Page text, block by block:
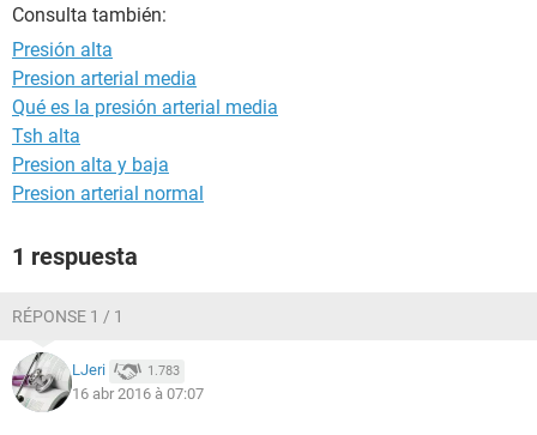
Consulta también:
Presión alta
Presion arterial media
Qué es la presión arterial media
Tsh alta
Presion alta y baja
Presion arterial normal
1 respuesta
RÉPONSE 1 / 1
LJeri 1.783
16 abr 2016 à 07:07